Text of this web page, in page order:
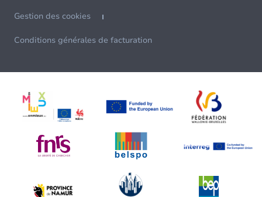
Gestion des cookies
Conditions générales de facturation